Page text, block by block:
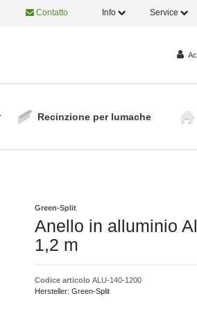
Contatto Info Service
Recinzione per lumache
Green-Split
Anello in alluminio
1,2 m
Codice articolo ALU-140-1200
Hersteller: Green-Split